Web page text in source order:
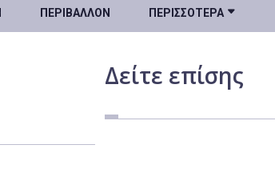
ΠΕΡΙΒΆΛΛΟΝ ΠΕΡΙΣΣΌΤΕΡΑ 
Δείτε επίσης
Υγεία
Ταξίδια
Επιστήμη
Περιβάλλον